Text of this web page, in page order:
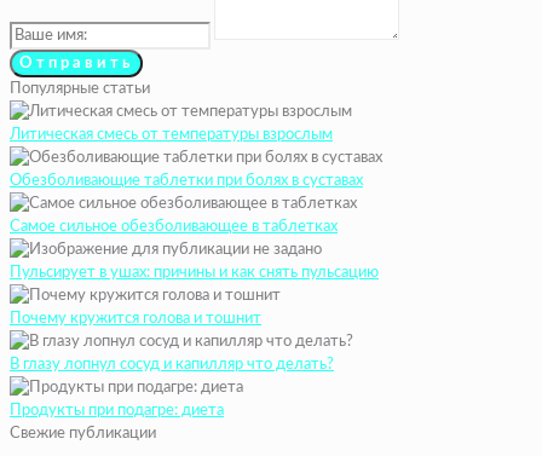
Популярные статьи
Литическая смесь от температуры взрослым
Обезболивающие таблетки при болях в суставах
Самое сильное обезболивающее в таблетках
Пульсирует в ушах: причины и как снять пульсацию
Почему кружится голова и тошнит
В глазу лопнул сосуд и капилляр что делать?
Продукты при подагре: диета
Свежие публикации